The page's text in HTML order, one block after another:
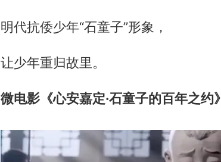
明代抗倭少年“石童子”形象，
让少年重归故里。
微电影《心安嘉定·石童子的百年之约》